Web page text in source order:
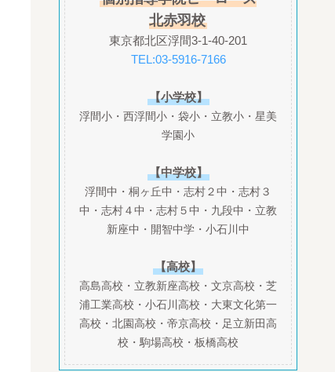
北赤羽校
東京都北区浮間3-1-40-201
TEL:03-5916-7166
【小学校】
浮間小・西浮間小・袋小・立教小・星美
学園小
【中学校】
浮間中・桐ヶ丘中・志村２中・志村３
中・志村４中・志村５中・九段中・立教
新座中・開智中学・小石川中
【高校】
高島高校・立教新座高校・文京高校・芝
浦工業高校・小石川高校・大東文化第一
高校・北園高校・帝京高校・足立新田高
校・駒場高校・板橋高校